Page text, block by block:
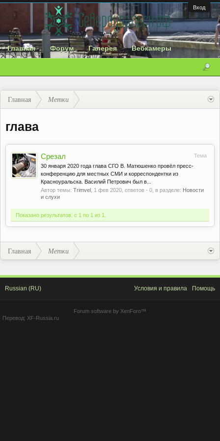
Вход
Главная Форум Галерея Вебкамеры
Главная Метки
глава
Тема
Срезал
30 января 2020 года глава СГО В. Матюшенко провёл пресс-
конференцию для местных СМИ и корреспондентки из
Красноуральска. Василий Петрович был в...
Автор темы: Trimvel 1 фев 2020 , ответов - 0, в разделе: Новости
и слухи
Показано результатов: с 1 по 1 из 1.
Главная Метки
Russian (RU) Условия и правила Помощь
Forum software by XenForo™
Перевод: XF-Russia.ru